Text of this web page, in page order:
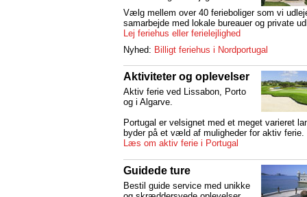
Vælg mellem over 40 ferieboliger som vi
samarbejde med lokale bureauer og private
Lej feriehus eller ferielejlighed
Nyhed: Billigt feriehus i Nordportugal
Aktiviteter og oplevelser
Aktiv ferie ved Lissabon, Porto
og i Algarve.
Portugal er velsignet med et meget varieret
byder på et væld af muligheder for aktiv ferie.
Læs om aktiv ferie i Portugal
Guidede ture
Bestil guide service med unikke